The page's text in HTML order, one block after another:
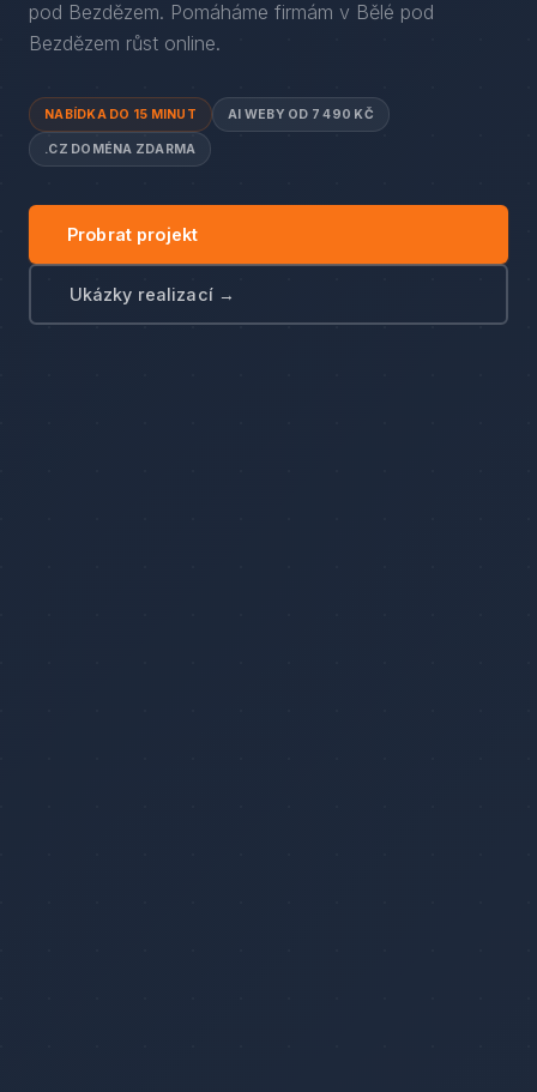
pod Bezdězem. Pomáháme firmám v Bělé pod
Bezdězem růst online.
NABÍDKA DO 15 MINUT AI WEBY OD 7 490 KČ
.CZ DOMÉNA ZDARMA
Probrat projekt
Ukázky realizací →